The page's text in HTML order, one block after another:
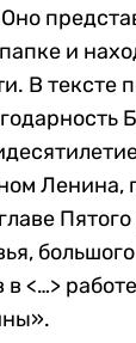
и
В тексте
Ленина,
<…>